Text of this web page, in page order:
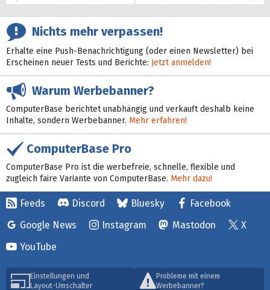
Nichts mehr verpassen!
Erhalte eine Push-Benachrichtigung (oder einen Newsletter) bei
Erscheinen neuer Tests und Berichte: Jetzt anmelden!
Warum Werbebanner?
ComputerBase berichtet unabhängig und verkauft deshalb keine
Inhalte, sondern Werbebanner. Mehr erfahren!
ComputerBase Pro
ComputerBase Pro ist die werbefreie, schnelle, flexible und
zugleich faire Variante von ComputerBase. Mehr dazu!
Feeds Discord Bluesky
Facebook
Google News
Instagram Mastodon
X
YouTube
Einstellungen und
Layout-Umschalter
Probleme mit einem
Werbebanner?